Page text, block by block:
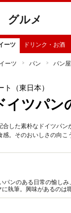
グルメ
ーツ ドリンク・お酒
ーツ パン パン
ト（東日本）
イツパン
合した素朴なドイツパ
。そのおいしさの向こ
パンのある日常の愉し
執筆。興味があるの